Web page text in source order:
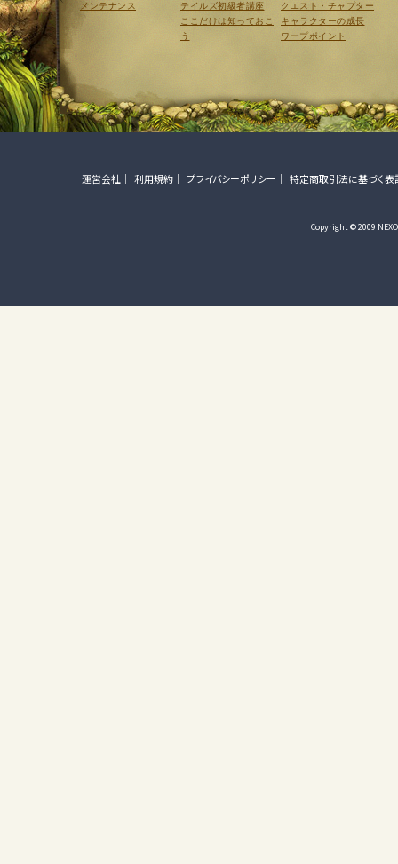
メンテナンス
テイルズ初級者講座
ここだけは知っておこ
う
クエスト・チャプター
キャラクターの成長
ワープポイント
運営会社 利用規約 プライバシーポリシー 特定商取引法に基づく表
Copyright © 2009